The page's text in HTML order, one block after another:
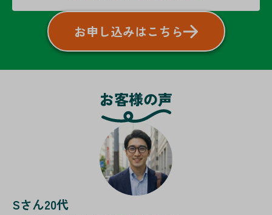
お申し込みはこちら
お客様の声
Sさん20代